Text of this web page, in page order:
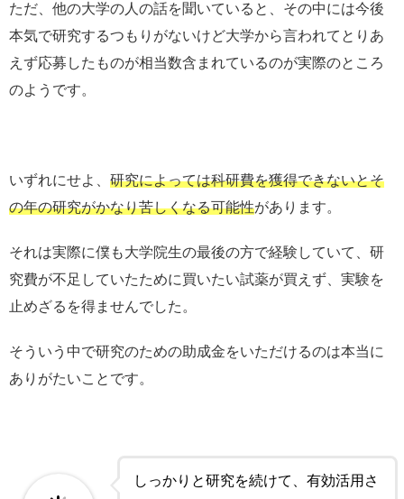
ただ、他の大学の人の話を聞いていると、その中には今後
本気で研究するつもりがないけど大学から言われてとりあ
えず応募したものが相当数含まれているのが実際のところ
のようです。
いずれにせよ、 研究によっては科研費を獲得できないとそ
の年の研究がかなり苦しくなる可能性があります。
それは実際に僕も大学院生の最後の方で経験していて、研
究費が不足していたために買いたい試薬が買えず、実験を
止めざるを得ませんでした。
そういう中で研究のための助成金をいただけるのは本当に
ありがたいことです。
しっかりと研究を続けて、有効活用さ